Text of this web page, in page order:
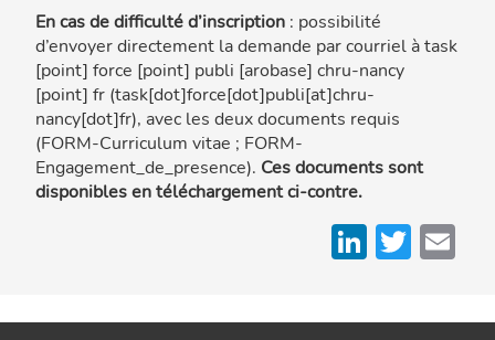
En cas de difficulté d’inscription : possibilité
d’envoyer directement la demande par courriel àtask
[point] force [point] publi [arobase] chru-nancy
[point] fr (task[dot]force[dot]publi[at]chru-
nancy[dot]fr), avec les deux documents requis
(FORM-Curriculum vitae ; FORM-
Engagement_de_presence). Ces documents sont
disponibles en téléchargement ci-contre.